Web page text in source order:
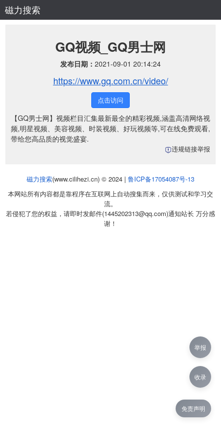
磁力搜索
GQ视频_GQ男士网
发布日期： 2021-09-01 20:14:24
https://www.gq.com.cn/video/
点击访问
【GQ男士网】视频栏目汇集最新最全的精彩视频,涵盖高清网络视
频,明星视频、美容视频、时装视频、好玩视频等,可在线免费观看,
带给您高品质的视觉盛宴.
违规链接举报
磁力搜索(www.cilihezi.cn) © 2024 | 鲁ICP备17054087号-13
本网站所有内容都是靠程序在互联网上自动搜集而来，仅供测试和学习交
流。
若侵犯了您的权益，请即时发邮件(1445202313@qq.com)通知站长 万分感
谢！
免责声明
举报
收录